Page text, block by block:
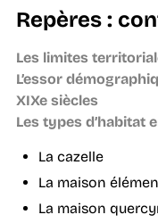
Repères :
Les limites
L’essor
XIXe siècles
Les types d’habitat
La cazelle
La maison
La maison